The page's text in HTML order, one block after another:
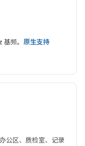
频。 原生支持
公区、质检室、记录